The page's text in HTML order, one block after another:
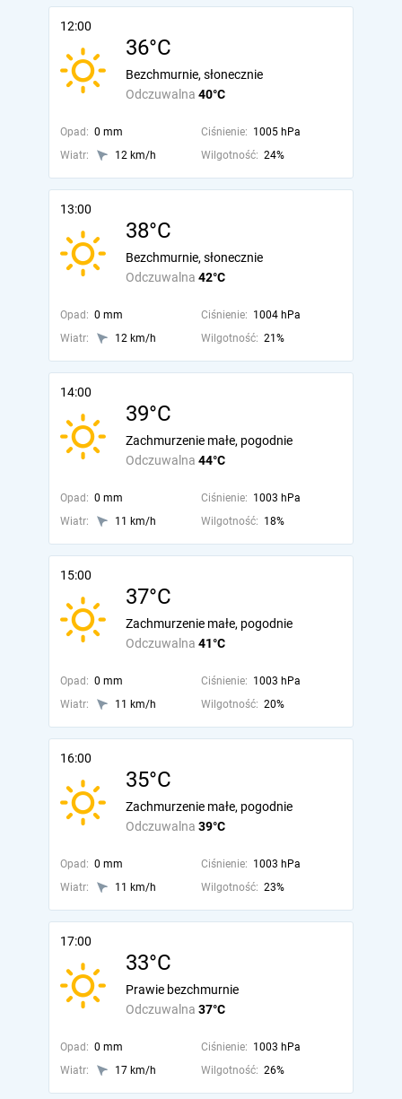
12:00
36°C
Odczuwalna 40°C
Bezchmurnie, słonecznie
Opad: 0 mm Ciśnienie: 1005 hPa
Wiatr:
12 km/h Wilgotność: 24%
13:00
38°C
Odczuwalna 42°C
Bezchmurnie, słonecznie
Opad: 0 mm Ciśnienie: 1004 hPa
Wiatr:
12 km/h Wilgotność: 21%
14:00
39°C
Odczuwalna 44°C
Zachmurzenie małe, pogodnie
Opad: 0 mm Ciśnienie: 1003 hPa
Wiatr:
11 km/h Wilgotność: 18%
15:00
37°C
Odczuwalna 41°C
Zachmurzenie małe, pogodnie
Opad: 0 mm Ciśnienie: 1003 hPa
Wiatr:
11 km/h Wilgotność: 20%
16:00
35°C
Odczuwalna 39°C
Zachmurzenie małe, pogodnie
Opad: 0 mm Ciśnienie: 1003 hPa
Wiatr:
11 km/h Wilgotność: 23%
17:00
33°C
Odczuwalna 37°C
Prawie bezchmurnie
Opad: 0 mm Ciśnienie: 1003 hPa
Wiatr:
17 km/h Wilgotność: 26%